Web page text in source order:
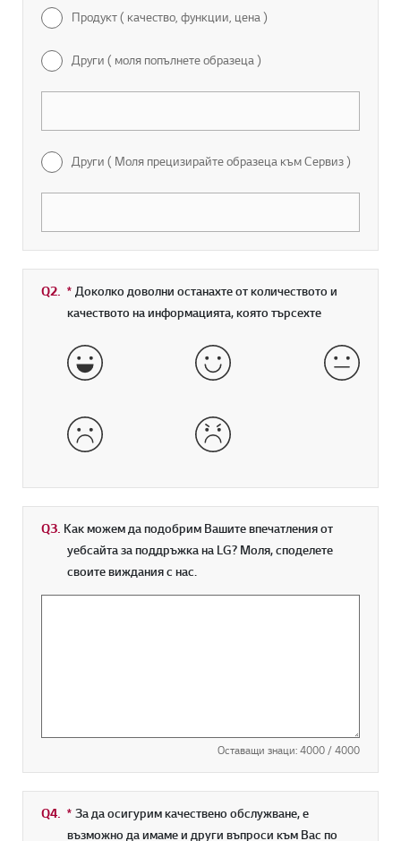
Продукт ( качество, функции, цена )
Други ( моля попълнете образеца )
Други ( Моля прецизирайте образеца към Сервиз )
Q2. * Задължително поле
Доколко доволни останахте от количеството и
качеството на информацията, която търсехте
Много добре добрe средно
лошо много лошо
Q3. Как можем да подобрим Вашите впечатления от
уебсайта за поддръжка на LG? Моля, споделете
своите виждания с нас.
Оставащи знаци:4000/ 4000
Q4. * Задължително поле
За да осигурим качествено обслужване, е
възможно да имаме и други въпроси към Вас по